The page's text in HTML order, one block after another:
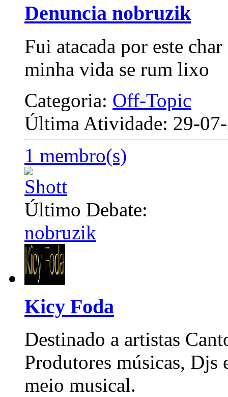
Denuncia nobruzik
Fui atacada por este
minha vida se rum lixo
Categoria: Off-Topic
Última Atividade: 29-
1 membro(s)
Último Debate:
nobruzik
Kicy Foda
Destinado a artistas
Produtores músicas, Djs
meio musical.